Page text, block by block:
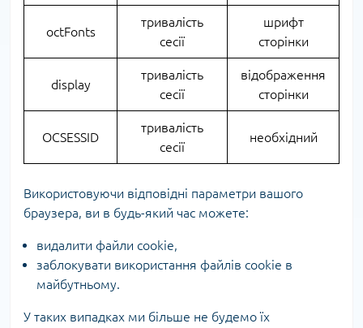
octFonts
тривалість
сесії
шрифт
сторінки
display
тривалість
сесії
відображення
сторінки
OCSESSID
тривалість
сесії
необхідний
Використовуючи відповідні параметри вашого
браузера, ви в будь-який час можете:
видалити файли cookie,
заблокувати використання файлів cookie в
майбутньому.
У таких випадках ми більше не будемо їх